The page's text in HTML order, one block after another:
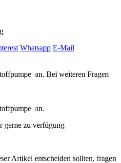
an. Bei weiteren Fragen